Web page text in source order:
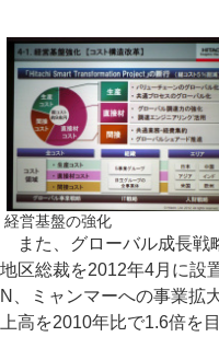
経営基盤の強化
また、グローバル成長戦
地区総裁を2012年4月に設
N、ミャンマーへの事業拡
上高を2010年比で1.6倍を